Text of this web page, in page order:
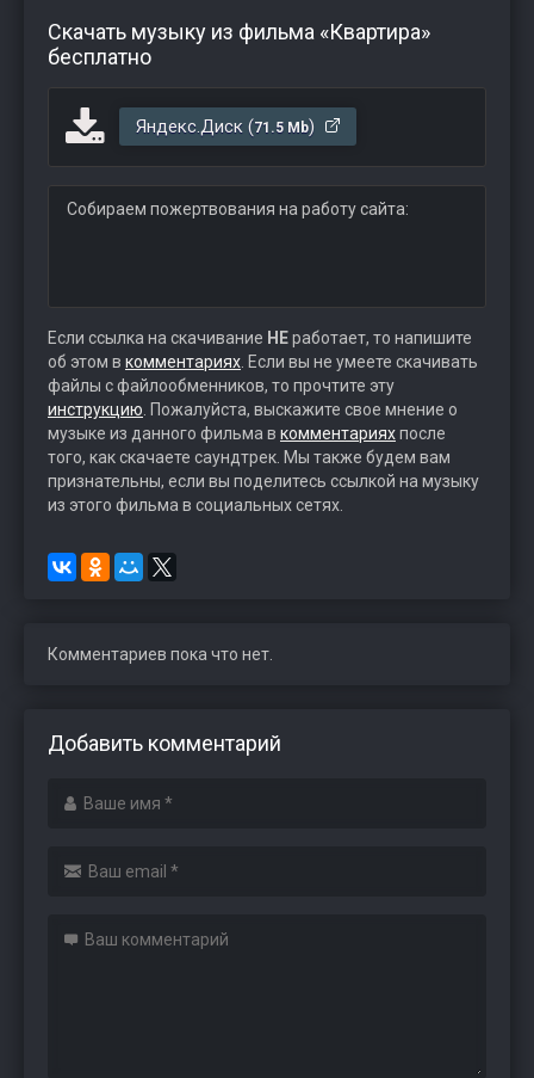
Скачать музыку из фильма «Квартира»
бесплатно
Яндекс.Диск (71.5 Mb)
Собираем пожертвования на работу сайта:
Если ссылка на скачивание НЕработает, то напишите
об этом в комментариях . Если вы не умеете скачивать
файлы с файлообменников, то прочтите эту
инструкцию . Пожалуйста, выскажите свое мнение о
музыке из данного фильма в комментарияхпосле
того, как скачаете саундтрек. Мы также будем вам
признательны, если вы поделитесь ссылкой на музыку
из этого фильма в социальных сетях.
Комментариев пока что нет.
Добавить комментарий